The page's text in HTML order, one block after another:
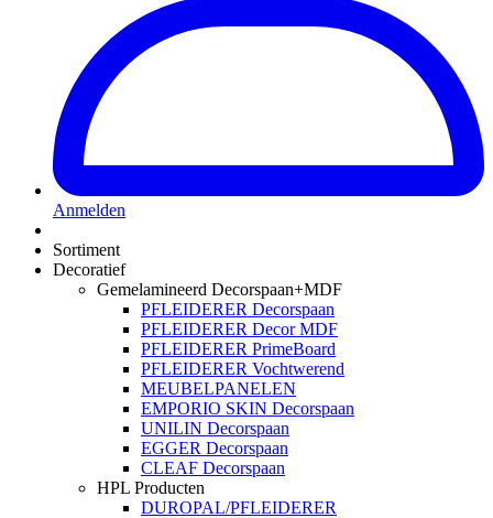
Anmelden
Sortiment
Decoratief
Gemelamineerd Decorspaan+MDF
PFLEIDERER Decorspaan
PFLEIDERER Decor MDF
PFLEIDERER PrimeBoard
PFLEIDERER Vochtwerend
MEUBELPANELEN
EMPORIO SKIN Decorspaan
UNILIN Decorspaan
EGGER Decorspaan
CLEAF Decorspaan
HPL Producten
DUROPAL/PFLEIDERER